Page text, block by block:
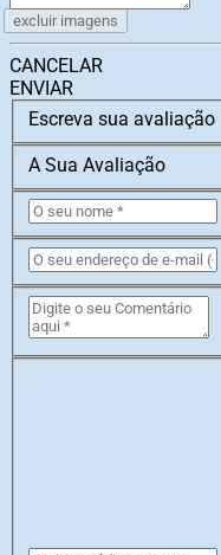
excluir imagens
CANCELAR
ENVIAR
Escreva sua avaliação
A Sua Avaliação